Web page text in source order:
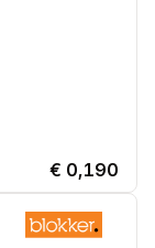
€ 0,190